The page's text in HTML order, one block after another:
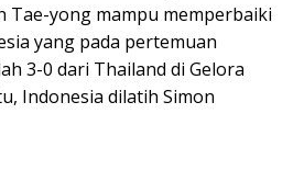
Tae-yong mampu memperbaiki
yang pada pertemuan
3-0 dari Thailand di Gelora
Indonesia dilatih Simon